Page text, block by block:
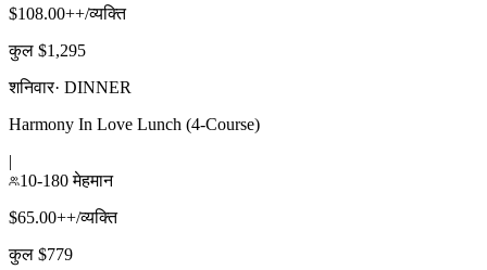
$108.00++/व्यक्ति
कुल $1,295
शनिवार· DINNER
Harmony In Love Lunch (4-Course)
|
10-180 मेहमान
$65.00++/व्यक्ति
कुल $779